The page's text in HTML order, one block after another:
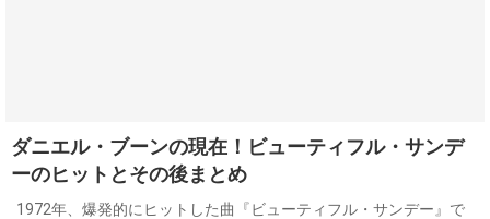
ダニエル・ブーンの現在！ビューティフル・サンデ
ーのヒットとその後まとめ
1972年、爆発的にヒットした曲『ビューティフル・サンデー』で